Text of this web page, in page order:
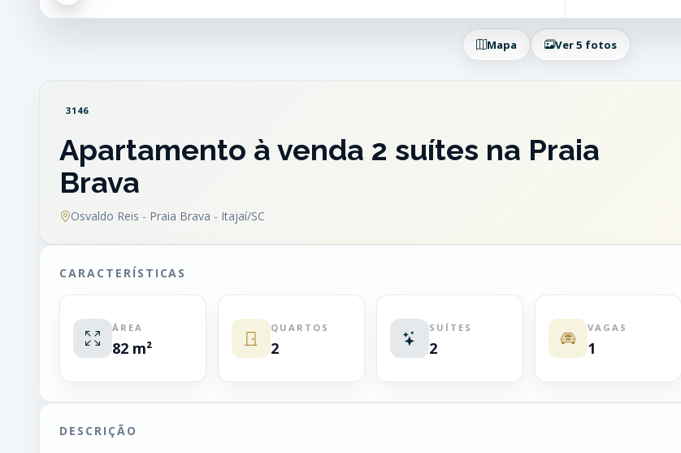
Mapa Ver 5 fotos
3146
Apartamento à venda 2 suítes na Praia
Brava
Osvaldo Reis - Praia Brava - Itajaí/SC
CARACTERÍSTICAS
ÁREA
82 m²
QUARTOS
2
SUÍTES
2
VAGAS
1
DESCRIÇÃO